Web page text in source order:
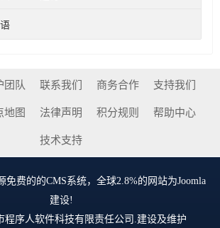
团队 联系我们 商务合作 支持我们
地图 法律声明 积分规则 帮助中心
技术支持
免费的的CMS系统，全球2.8%的网站为Joomla
建设!
程序人软件科技有限责任公司 .建设及维护